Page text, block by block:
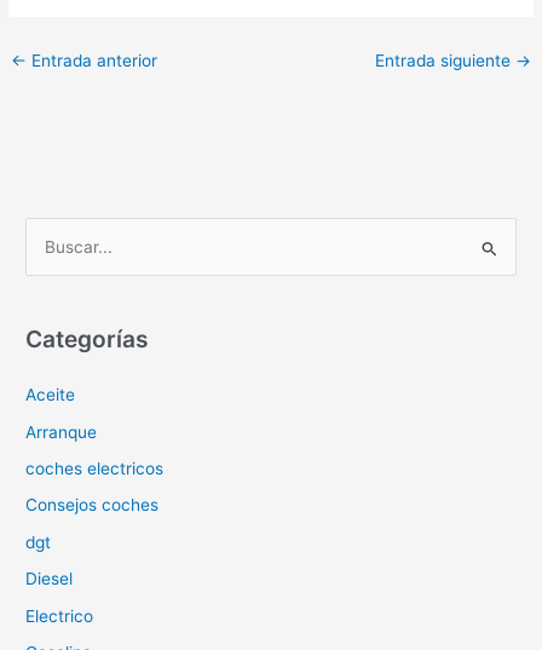
← Entrada anterior Entrada siguiente →
c
r
p
o
Categorías
Aceite
Arranque
coches electricos
Consejos coches
dgt
Diesel
Electrico